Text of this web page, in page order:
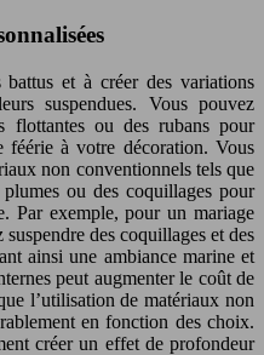
battus et à créer des variations
suspendues. Vous pouvez
flottantes ou des rubans pour
féérie à votre décoration. Vous
non conventionnels tels que
plumes ou des coquillages pour
Par exemple, pour un mariage
des coquillages et des
ainsi une ambiance marine et
peut augmenter le coût de
l’utilisation de matériaux non
en fonction des choix.
créer un effet de profondeur